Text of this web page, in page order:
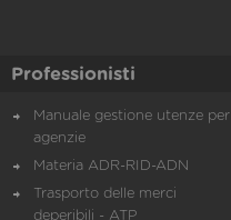
Professionisti
Manuale gestione utenze per
agenzie
Materia ADR-RID-ADN
Trasporto delle merci
deperibili - ATP